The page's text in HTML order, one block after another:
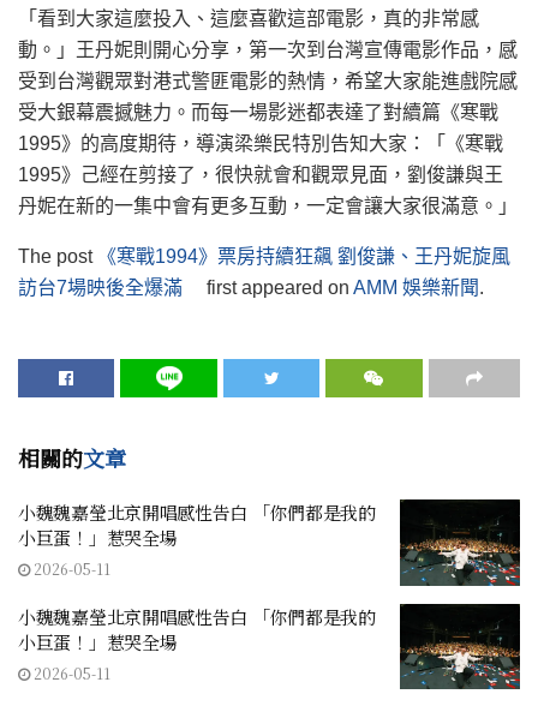
「看到大家這麼投入、這麼喜歡這部電影，真的非常感
動。」王丹妮則開心分享，第一次到台灣宣傳電影作品，感
受到台灣觀眾對港式警匪電影的熱情，希望大家能進戲院感
受大銀幕震撼魅力。而每一場影迷都表達了對續篇《寒戰
1995》的高度期待，導演梁樂民特別告知大家：「《寒戰
1995》己經在剪接了，很快就會和觀眾見面，劉俊謙與王
丹妮在新的一集中會有更多互動，一定會讓大家很滿意。」
The post
《寒戰1994》票房持續狂飆 劉俊謙、王丹妮旋風
訪台7場映後全爆滿
first appeared on AMM 娛樂新聞.
相關的文章
小魏魏嘉瑩北京開唱感性告白 「你們都是我的
小巨蛋！」惹哭全場
2026-05-11
小魏魏嘉瑩北京開唱感性告白 「你們都是我的
小巨蛋！」惹哭全場
2026-05-11